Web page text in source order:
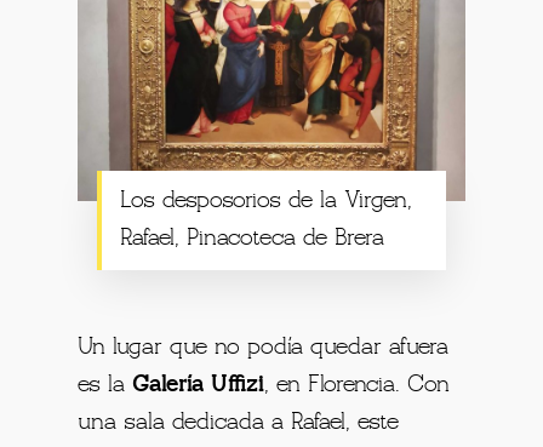
Los desposorios de la Virgen,
Rafael, Pinacoteca de Brera
Un lugar que no podía quedar afuera
es laGalería Uffizi, en Florencia. Con
una sala dedicada a Rafael, este